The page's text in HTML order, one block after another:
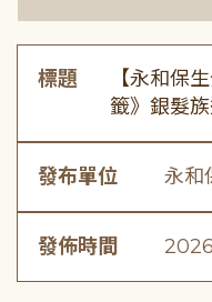
標題
【永和保
籤》銀髮
發布單位 永和
發佈時間